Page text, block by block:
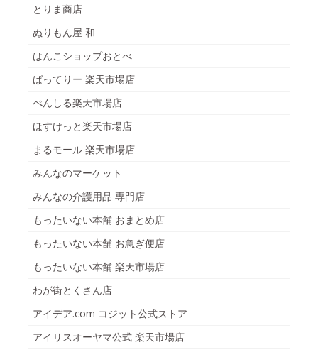
とりま商店
ぬりもん屋 和
はんこショップおとべ
ばってりー 楽天市場店
ぺんしる楽天市場店
ほすけっと楽天市場店
まるモール 楽天市場店
みんなのマーケット
みんなの介護用品 専門店
もったいない本舗 おまとめ店
もったいない本舗 お急ぎ便店
もったいない本舗 楽天市場店
わが街とくさん店
アイデア.com コジット公式ストア
アイリスオーヤマ公式 楽天市場店